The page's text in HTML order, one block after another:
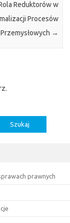
Reduktorów w
Procesów
Przemysłowych →
prawnych